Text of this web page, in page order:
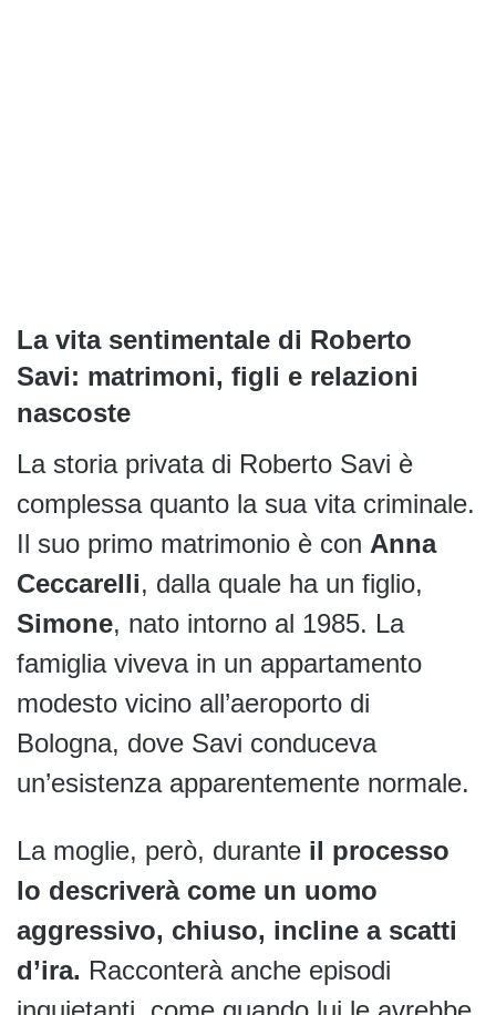
La vita sentimentale di Roberto
Savi: matrimoni, figli e relazioni
nascoste
La storia privata di Roberto Savi è
complessa quanto la sua vita criminale.
Il suo primo matrimonio è con Anna
Ceccarelli, dalla quale ha un figlio,
Simone, nato intorno al 1985. La
famiglia viveva in un appartamento
modesto vicino all’aeroporto di
Bologna, dove Savi conduceva
un’esistenza apparentemente normale.
La moglie, però, durante il processo
lo descriverà come un uomo
aggressivo, chiuso, incline a scatti
d’ira. Racconterà anche episodi